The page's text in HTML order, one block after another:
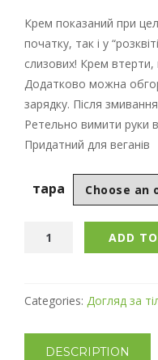
Крем показаний при
початку, так і у
слизових! Крем
Додатково можна
зарядку. Після
Ретельно вимити руки
Придатний для веганів
тара
ADD
Categories: Догляд за
DESCRIPTION